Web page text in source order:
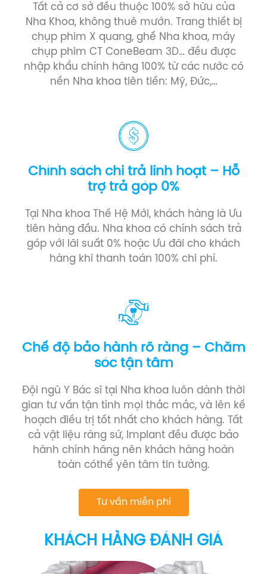
Tất cả cơ sở đều thuộc 100% sở hữu của
Nha Khoa, không thuê mướn. Trang thiết bị
chụp phim X quang, ghế Nha khoa, máy
chụp phim CT ConeBeam 3D… đều được
nhập khẩu chính hãng 100% từ các nước có
nền Nha khoa tiên tiến: Mỹ, Đức,…
Chính sách chi trả linh hoạt – Hỗ
trợ trả góp 0%
Tại Nha khoa Thế Hệ Mới, khách hàng là Ưu
tiên hàng đầu. Nha khoa có chính sách trả
góp với lãi suất 0% hoặc Ưu đãi cho khách
hàng khi thanh toán 100% chi phí.
Chế độ bảo hành rõ ràng – Chăm
sóc tận tâm
Đội ngũ Y Bác sĩ tại Nha khoa luôn dành thời
gian tư vấn tận tình mọi thắc mắc, và lên kế
hoạch điều trị tốt nhất cho khách hàng. Tất
cả vật liệu răng sứ, Implant đều được bảo
hành chính hãng nên khách hàng hoàn
toàn cóthể yên tâm tin tưởng.
Tư vấn miễn phí
KHÁCH HÀNG ĐÁNH GIÁ